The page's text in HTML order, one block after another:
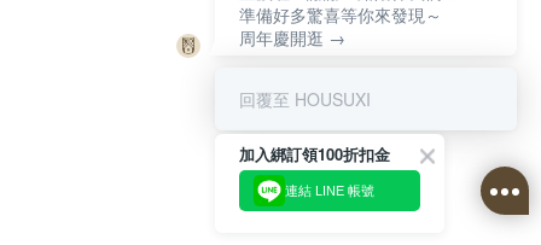
準備好多驚喜等你來發現～
周年慶開逛 →
回覆至 HOUSUXI
加入綁訂領100折扣金
連結 LINE 帳號